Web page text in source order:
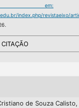
em:
index.php/revistaeixo/
de Souza Calisto,